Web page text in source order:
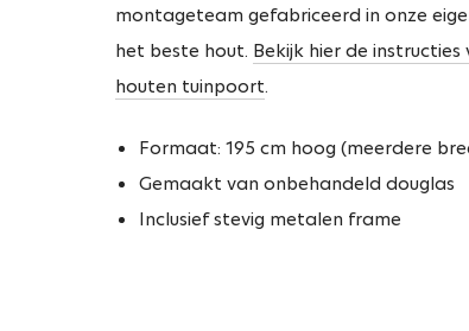
montageteam gefabriceerd in onze
het beste hout. Bekijk hier de
houten tuinpoort.
Formaat: 195 cm hoog (meerdere
Gemaakt van onbehandeld douglas
Inclusief stevig metalen frame